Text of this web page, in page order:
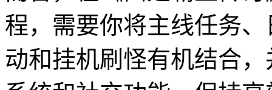
程，需要你将主线任务
动和挂机刷怪有机结合